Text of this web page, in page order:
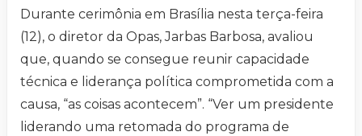
Durante cerimônia em Brasília nesta terça-feira
(12), o diretor da Opas, Jarbas Barbosa, avaliou
que, quando se consegue reunir capacidade
técnica e liderança política comprometida com a
causa, “as coisas acontecem”. “Ver um presidente
liderando uma retomada do programa de